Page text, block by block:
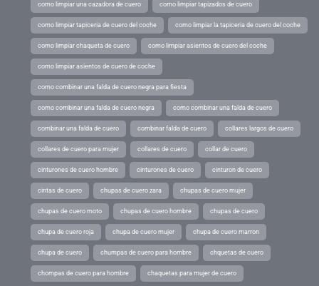
como limpiar una cazadora de cuero como limpiar tapizados de cuero
como limpiar tapiceria de cuero del coche como limpiar la tapiceria de cuero del coche
como limpiar chaqueta de cuero como limpiar asientos de cuero del coche
como limpiar asientos de cuero de coche
como combinar una falda de cuero negra para fiesta
como combinar una falda de cuero negra como combinar una falda de cuero
combinar una falda de cuero combinar falda de cuero collares largos de cuero
collares de cuero para mujer collares de cuero collar de cuero
cinturones de cuero hombre cinturones de cuero cinturon de cuero
cintas de cuero chupas de cuero zara chupas de cuero mujer
chupas de cuero moto chupas de cuero hombre chupas de cuero
chupa de cuero roja chupa de cuero mujer chupa de cuero marron
chupa de cuero chumpas de cuero para hombre chquetas de cuero
chompas de cuero para hombre chaquetas para mujer de cuero